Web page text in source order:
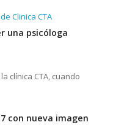
una psicóloga
clínica CTA, cuando
con nueva imagen